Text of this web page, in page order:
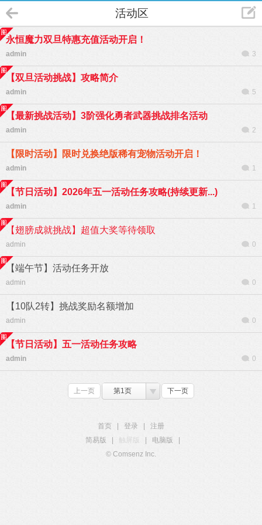
活动区
永恒魔力双旦特惠充值活动开启！
admin 3
【双旦活动挑战】攻略简介
admin 5
【最新挑战活动】3阶强化勇者武器挑战排名活动
admin 2
【限时活动】限时兑换绝版稀有宠物活动开启！
admin 1
【节日活动】2026年五一活动任务攻略(持续更新...)
admin 1
【翅膀成就挑战】超值大奖等待领取
admin 0
【端午节】活动任务开放
admin 0
【10队2转】挑战奖励名额增加
admin 0
【节日活动】五一活动任务攻略
admin 0
上一页 第1页 下一页
首页 登录
注册
简易版
触屏版 电脑版
© Comsenz Inc.